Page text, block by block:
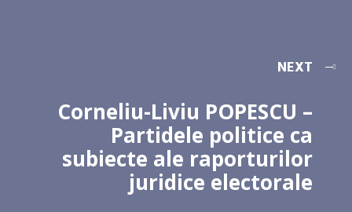
NEXT
Corneliu-Liviu POPESCU –
Partidele politice ca
subiecte ale raporturilor
juridice electorale